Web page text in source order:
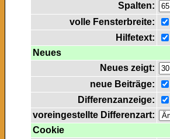
Spalten:
volle Fensterbreite:
Hilfetext:
Neues
Neues zeigt:
neue Beiträge:
Differenzanzeige:
voreingestellte Differenzart:
Cookie